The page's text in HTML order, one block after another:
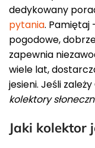
dedykowany
pytania. Pamiętaj
pogodowe,
zapewnia
wiele lat,
jesieni. Jeśli
kolektory
Jaki kolektor